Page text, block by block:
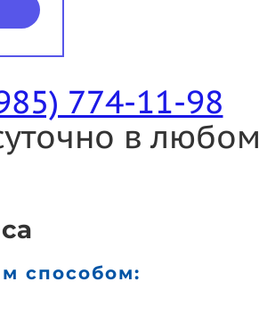
774-11-98
в любом
способом: